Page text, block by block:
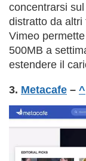
concentrarsi
distratto da altri
Vimeo
500MB a
estendere il
3. Metacafe – ^